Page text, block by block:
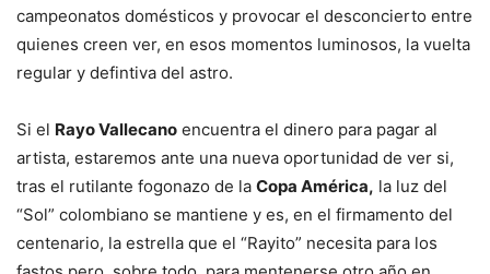
campeonatos domésticos y provocar el desconcierto entre
quienes creen ver, en esos momentos luminosos, la vuelta
regular y defintiva del astro.
Si el Rayo Vallecano encuentra el dinero para pagar al
artista, estaremos ante una nueva oportunidad de ver si,
tras el rutilante fogonazo de la Copa América, la luz del
“Sol” colombiano se mantiene y es, en el firmamento del
centenario, la estrella que el “Rayito” necesita para los